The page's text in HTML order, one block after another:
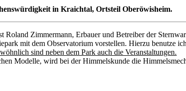
in Kraichtal, Ortsteil Oberöwisheim.
Roland Zimmermann, Erbauer und Betreiber der
mit dem Observatorium vorstellen. Hierzu benutze
sind neben dem Park auch die Veranstaltungen.
Modelle, wird bei der Himmelskunde die